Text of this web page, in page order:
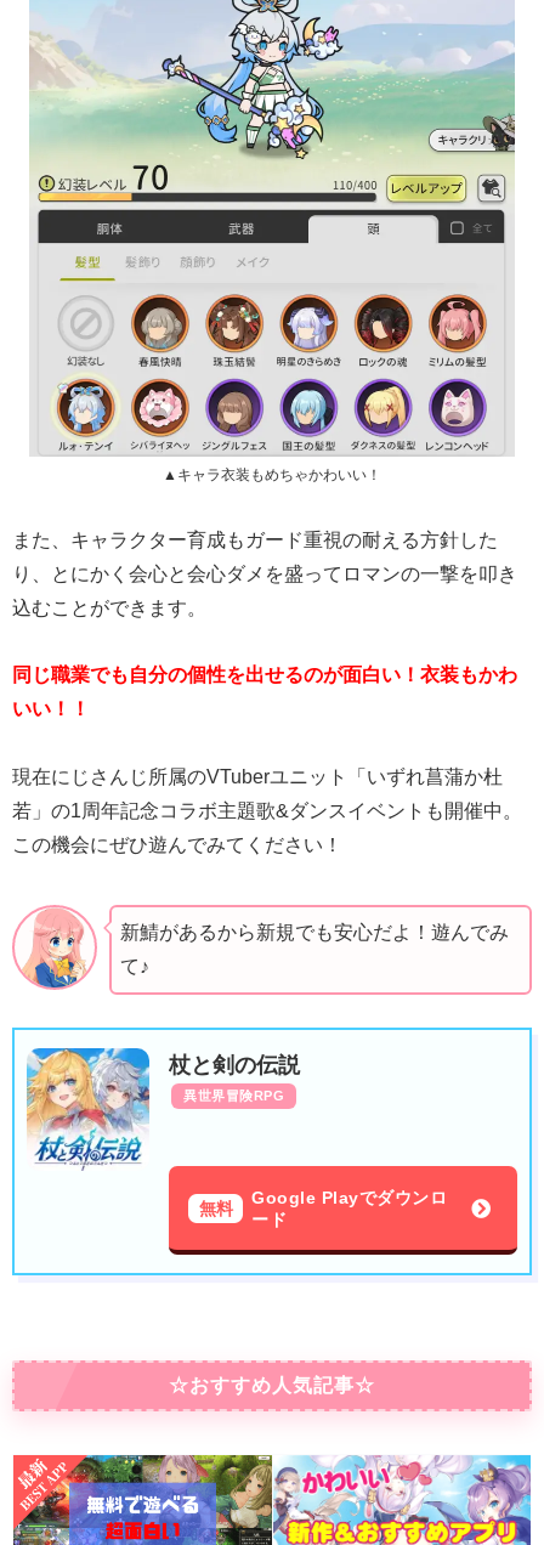
▲キャラ衣装もめちゃかわいい！
また、キャラクター育成もガード重視の耐える方針した
り、とにかく会心と会心ダメを盛ってロマンの一撃を叩き
込むことができます。
同じ職業でも自分の個性を出せるのが面白い！衣装もかわ
いい！！
現在にじさんじ所属のVTuberユニット「いずれ菖蒲か杜
若」の1周年記念コラボ主題歌&ダンスイベントも開催中。
この機会にぜひ遊んでみてください！
新鯖があるから新規でも安心だよ！遊んでみ
て♪
杖と剣の伝説
異世界冒険RPG
無料
Google Playでダウンロ
ード
☆おすすめ人気記事☆